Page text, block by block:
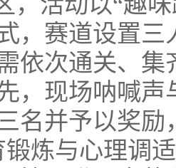
，赛道设置
依次通关、
，现场呐喊
名并予以奖
锻炼与心理调